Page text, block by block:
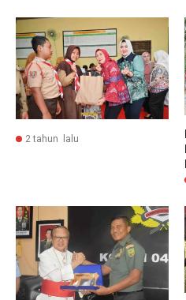
2 tahun lalu